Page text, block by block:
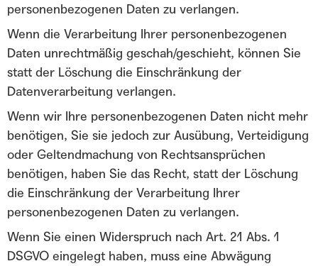
personenbezogenen Daten zu verlangen.
Wenn die Verarbeitung Ihrer personenbezogenen
Daten unrechtmäßig geschah/geschieht, können Sie
statt der Löschung die Einschränkung der
Datenverarbeitung verlangen.
Wenn wir Ihre personenbezogenen Daten nicht mehr
benötigen, Sie sie jedoch zur Ausübung, Verteidigung
oder Geltendmachung von Rechtsansprüchen
benötigen, haben Sie das Recht, statt der Löschung
die Einschränkung der Verarbeitung Ihrer
personenbezogenen Daten zu verlangen.
Wenn Sie einen Widerspruch nach Art. 21 Abs. 1
DSGVO eingelegt haben, muss eine Abwägung